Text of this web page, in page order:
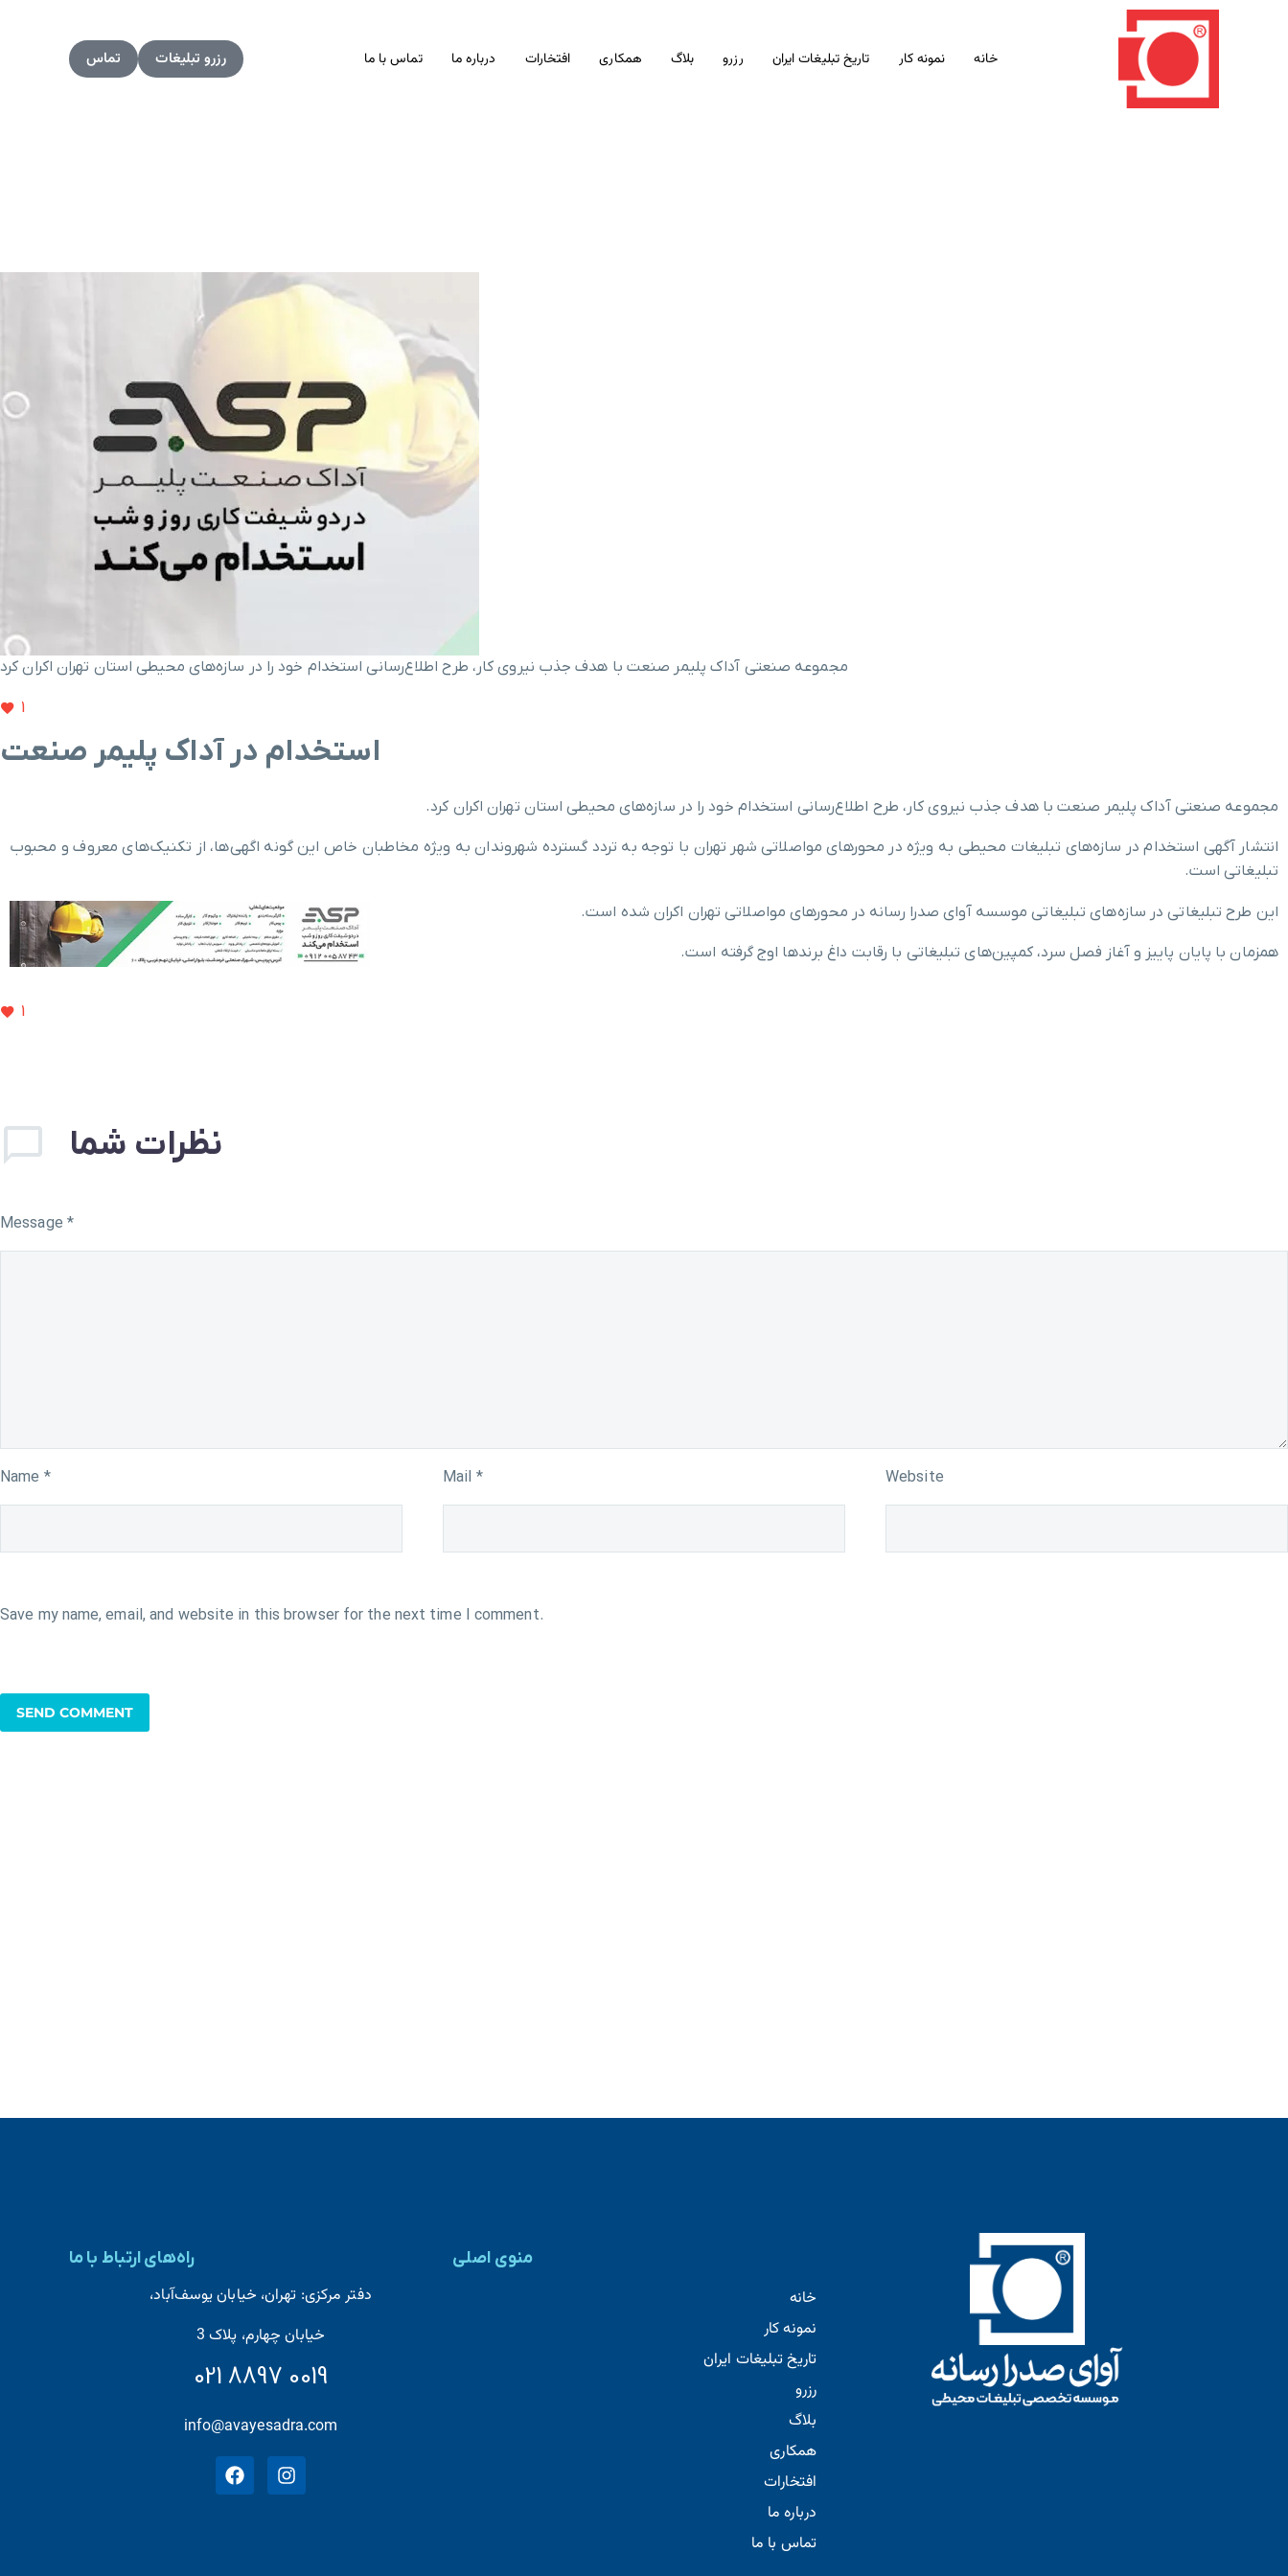
تماس رزرو تبلیغات تماس با ما درباره ما افتخارات همکاری بلاگ رزرو تاریخ تبلیغات ایران نمونه کار خانه
مجموعه صنعتی آداک پلیمر صنعت با هدف جذب نیروی کار، طرح اطلاع‌رسانی استخدام خود را در سازه‌های محیطی استان تهران اکران کرد
1
استخدام در آداک پلیمر صنعت
مجموعه صنعتی آداک پلیمر صنعت با هدف جذب نیروی کار، طرح اطلاع‌رسانی استخدام خود را در سازه‌های محیطی استان تهران اکران کرد.
انتشار آگهی استخدام در سازه‌های تبلیغات محیطی به ویژه در محورهای مواصلاتی شهر تهران با توجه به تردد گسترده شهروندان به ویژه مخاطبان خاص این گونه اگهی‌ها، از تکنیک‌های معروف و محبوب
تبلیغاتی است.
این طرح تبلیغاتی در سازه‌های تبلیغاتی موسسه آوای صدرا رسانه در محورهای مواصلاتی تهران اکران شده است.
همزمان با پایان پاییز و آغاز فصل سرد، کمپین‌های تبلیغاتی با رقابت داغ برندها اوج گرفته است.
1
نظرات شما
Message *
Name * Mail * Website
Save my name, email, and website in this browser for the next time I comment.
SEND COMMENT
وقتی میلی داری، با پشتوانه بانکی طلا می‌خری
راه‌های ارتباط با ما
دفتر مرکزی: تهران، خیابان یوسف‌آباد،
خیابان چهارم، پلاک 3
021 8897 0019
info@avayesadra.com
منوی اصلی
خانه
نمونه کار
تاریخ تبلیغات ایران
رزرو
بلاگ
همکاری
افتخارات
درباره ما
تماس با ما